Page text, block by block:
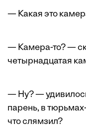
— Какая это
— Камера-то? —
четырнадцатая
— Ну? —
парень, в
что слямзил?